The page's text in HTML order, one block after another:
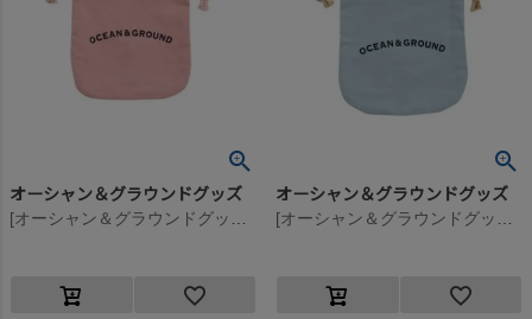
オーシャン＆グラウンドグッズ オーシャン＆グラウンドグッズ